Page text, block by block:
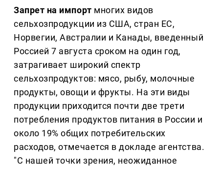
Запрет на импорт многих видов
сельхозпродукции из США, стран ЕС,
Норвегии, Австралии и Канады, введенный
Россией 7 августа сроком на один год,
затрагивает широкий спектр
сельхозпродуктов: мясо, рыбу, молочные
продукты, овощи и фрукты. На эти виды
продукции приходится почти две трети
потребления продуктов питания в России и
около 19% общих потребительских
расходов, отмечается в докладе агентства.
"С нашей точки зрения, неожиданное